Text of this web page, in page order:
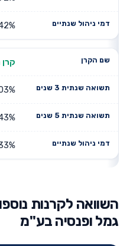
השוואה לקרנות
גמל ופנסיה בע"מ